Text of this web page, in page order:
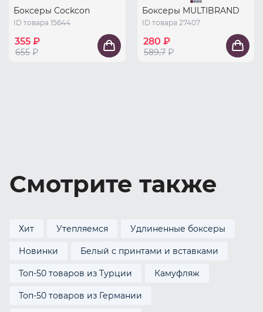
Боксеры Cockcon
ID товара 15644
355 ₽
655 ₽
Боксеры MULTIBRAND
ID товара 27407
280 ₽
589,7 ₽
Смотрите также
Хит Утепляемся Удлиненные боксеры
Новинки Белый с принтами и вставками
Топ-50 товаров из Турции Камуфляж
Топ-50 товаров из Германии